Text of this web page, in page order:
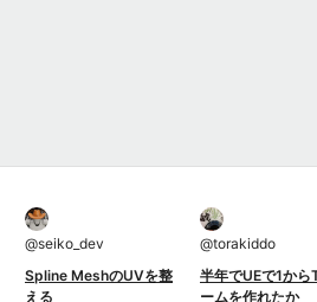
@seiko_dev
Spline MeshのUVを整
える
@torakiddo
半年でUEで1から
ームを作れたか